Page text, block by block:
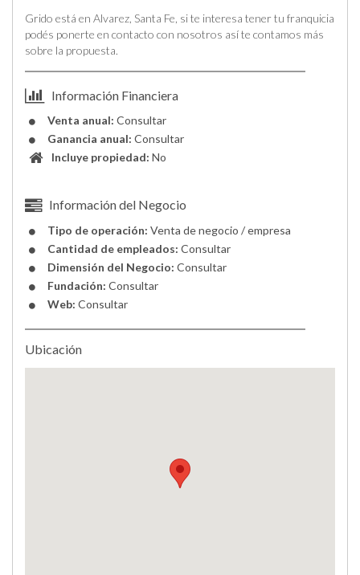
Grido está en Alvarez, Santa Fe, si te interesa tener tu franquicia
podés ponerte en contacto con nosotros así te contamos más
sobre la propuesta.
Información Financiera
Venta anual: Consultar
Ganancia anual: Consultar
Incluye propiedad: No
Información del Negocio
Tipo de operación: Venta de negocio / empresa
Cantidad de empleados: Consultar
Dimensión del Negocio: Consultar
Fundación: Consultar
Web: Consultar
Ubicación